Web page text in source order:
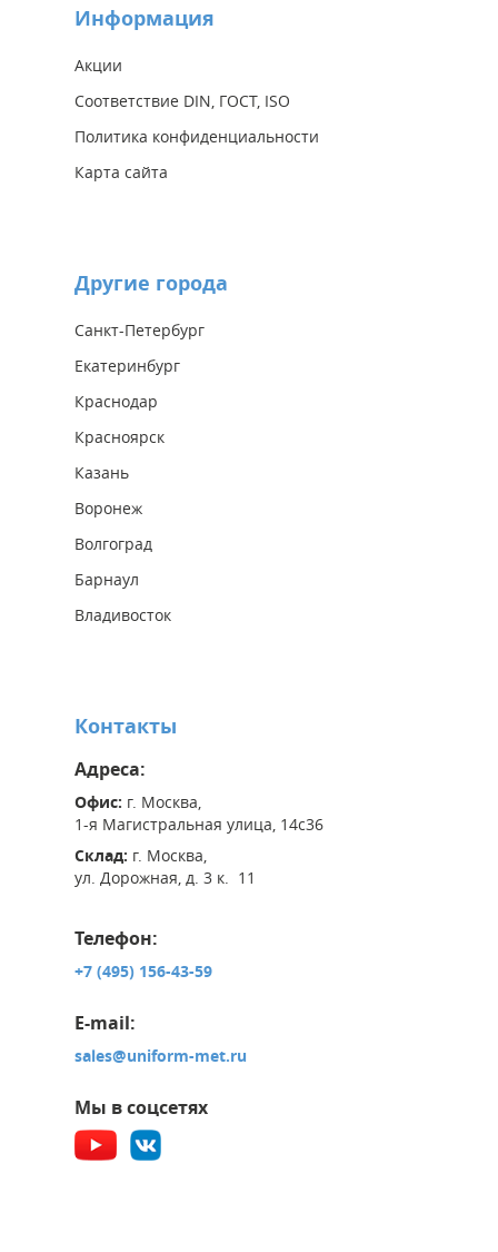
Информация
Акции
Соответствие DIN, ГОСТ, ISO
Политика конфиденциальности
Карта сайта
Другие города
Санкт-Петербург
Екатеринбург
Краснодар
Красноярск
Казань
Воронеж
Волгоград
Барнаул
Владивосток
Контакты
Адреса:
Офис: г. Москва,
1-я Магистральная улица, 14с36
Склад: г. Москва,
ул. Дорожная, д. 3 к. 11
Телефон:
+7 (495) 156-43-59
E-mail:
sales@uniform-met.ru
Мы в соцсетях